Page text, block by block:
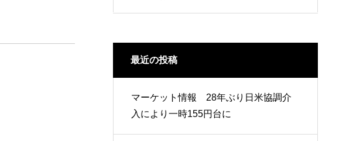
最近の投稿
マーケット情報 28年ぶり日米協調介
入により一時155円台に